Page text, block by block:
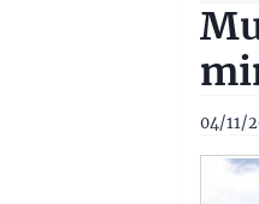
04/11/